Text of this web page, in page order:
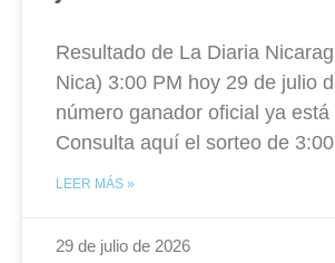
Resultado de La Diaria
Nica) 3:00 PM hoy 29 de julio
número ganador oficial ya está
Consulta aquí el sorteo de
LEER MÁS »
29 de julio de 2026